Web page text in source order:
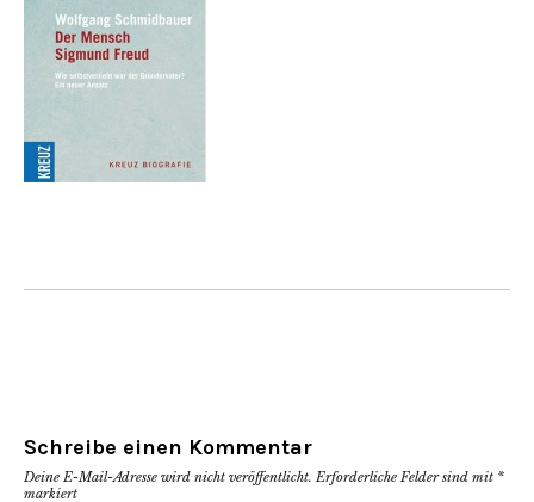
Schreibe einen Kommentar
Deine E-Mail-Adresse wird nicht veröffentlicht. Erforderliche Felder sind mit *
markiert